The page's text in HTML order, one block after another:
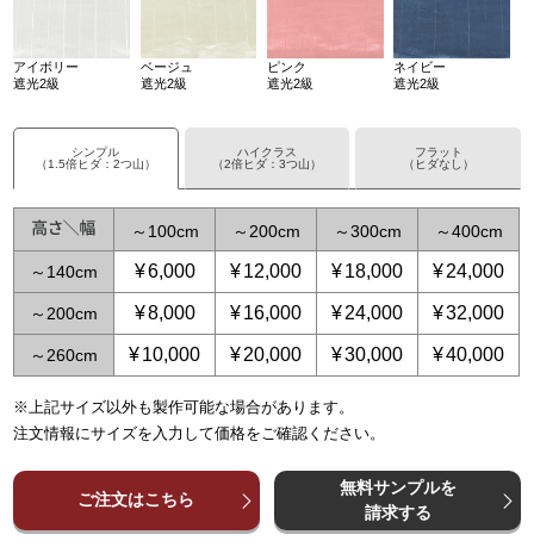
アイボリー
遮光2級
ベージュ
遮光2級
ピンク
遮光2級
ネイビー
遮光2級
シンプル
（1.5倍ヒダ：2つ山）
～ 100 ～ 200 ～300 ～400
～ 140 ¥6,000 ¥12,000 ¥18,000 ¥24,000
～ 200 ¥8,000 ¥16,000 ¥24,000 ¥32,000
～ 260 ¥10,000 ¥20,000 ¥30,000 ¥40,000
ハイクラス
（2倍ヒダ：3つ山）
～65 ～ 150 ～225
¥8,000 16,000 24,000 ¥ 32,000 ¥
フラット
（ヒダなし）
～125 ～250 ～
¥8,000 16,000 ¥24,000 ¥ 32,000
※上記サイズ以外も製作可能な場合があります。
注文情報にサイズを入力して価格をご確認ください。
ご注文はこちら
無料サンプルを
請求する